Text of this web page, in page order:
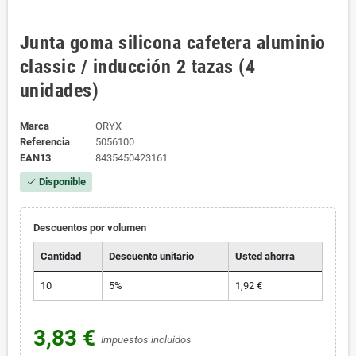
Junta goma silicona cafetera aluminio
classic / inducción 2 tazas (4
unidades)
Marca
ORYX
Referencia
5056100
EAN13
8435450423161
check Disponible
Descuentos por volumen
Cantidad Descuento unitario Usted ahorra
10 5% 1,92 €
3,83 € Impuestos incluidos